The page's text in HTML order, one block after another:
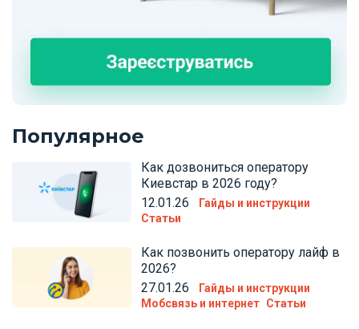
Популярное
Как дозвониться оператору
Киевстар в 2026 году?
12.01.26
Гайды и инструкции
Статьи
Как позвонить оператору лайф в
2026?
27.01.26
Гайды и инструкции
Мобсвязь и интернет Статьи